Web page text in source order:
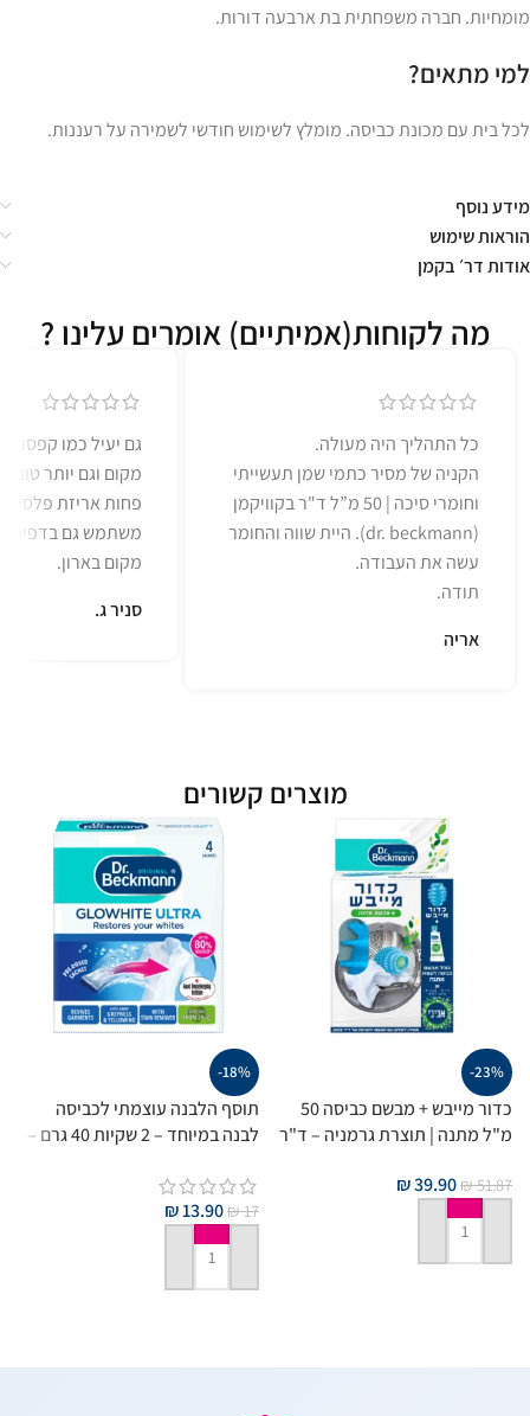
מומחיות. חברה משפחתית בת ארבעה דורות.
למי מתאים?
לכל בית עם מכונת כביסה. מומלץ לשימוש חודשי לשמירה על רעננות.
מידע נוסף
הוראות שימוש
אודות דר׳ בקמן
מה לקוחות(אמיתיים) אומרים עלינו ?
כל התהליך היה מעולה.
הקניה של מסיר כתמי שמן תעשייתי
וחומרי סיכה | 50 מ”ל ד"ר בקוויקמן
(dr. beckmann). היית שווה והחומר
עשה את העבודה.
תודה.
אריה
גם יעיל כמו
מקום וגם יותר טוב
פחות אריזת
משתמש גם בדפים
מקום בארון.
סניר ג.
מוצרים קשורים
-23%
כדור מייבש + מבשם כביסה 50
מ"ל מתנה | תוצרת גרמניה – ד"ר
₪51.87
₪39.90
הוספה לסל
-18%
תוסף הלבנה עוצמתי לכביסה
לבנה במיוחד – 2 שקיות 40 גרם –
₪17
₪13.90
הוספה לסל